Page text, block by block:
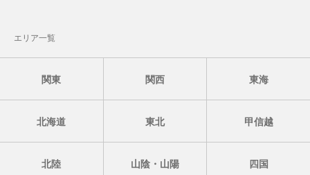
エリア一覧
関東 関西 東海
北海道 東北 甲信越
北陸 山陰・山陽 四国